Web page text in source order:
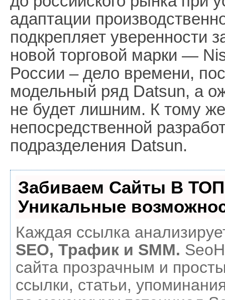
адаптации
подкрепляет уверенности
новой торговой марки —
России – дело времени,
модельный ряд Datsun, а
не будет лишним. К тому
непосредственной
подразделения Datsun.
Забиваем Сайты В
Уникальные
Каждая ссылка
SEO, Трафик и SMM.
сайта прозрачным и
ссылки, статьи,